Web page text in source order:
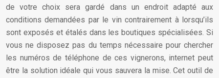
de votre choix sera gardé dans un endroit adapté aux
conditions demandées par le vin contrairement à lorsqu’ils
sont exposés et étalés dans les boutiques spécialisées. Si
vous ne disposez pas du temps nécessaire pour chercher
les numéros de téléphone de ces vignerons, internet peut
être la solution idéale qui vous sauvera la mise. Cet outil de